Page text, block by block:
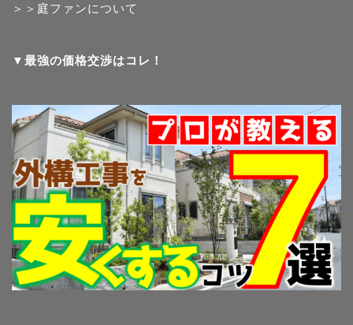
＞＞庭ファンについて
▼最強の価格交渉はコレ！